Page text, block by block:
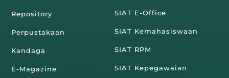
Repository
Perpustakaan
Kandaga
E-Magazine
SIAT E-Office
SIAT Kemahasiswaan
SIAT RPM
SIAT Kepegawaian